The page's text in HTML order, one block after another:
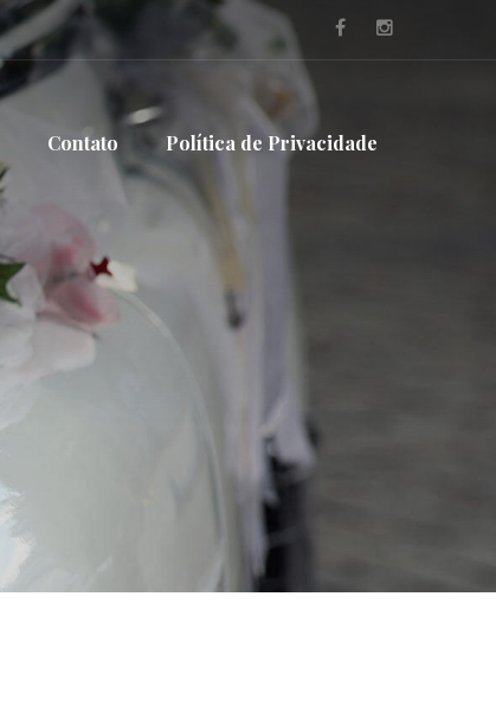
Contato Política de Privacidade